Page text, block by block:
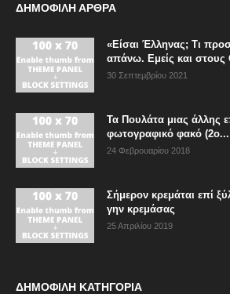
ΔΗΜΟΦΙΛΗ ΑΡΘΡΑ
«Είσαι Έλληνας; Τι
απάνω. Εμείς και στους
30 Σεπτεμβρίου 2021
Τα Πουλάτα μιας άλλης
φωτογραφικό φακό (2ο...
24 Φεβρουαρίου 2018
Σήμερον κρεμάται επί
γην κρεμάσας
25 Απριλίου 2019
ΔΗΜΟΦΙΛΗ ΚΑΤΗΓΟΡΙΑ